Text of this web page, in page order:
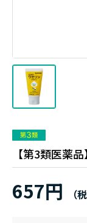
【第3類医薬
657円